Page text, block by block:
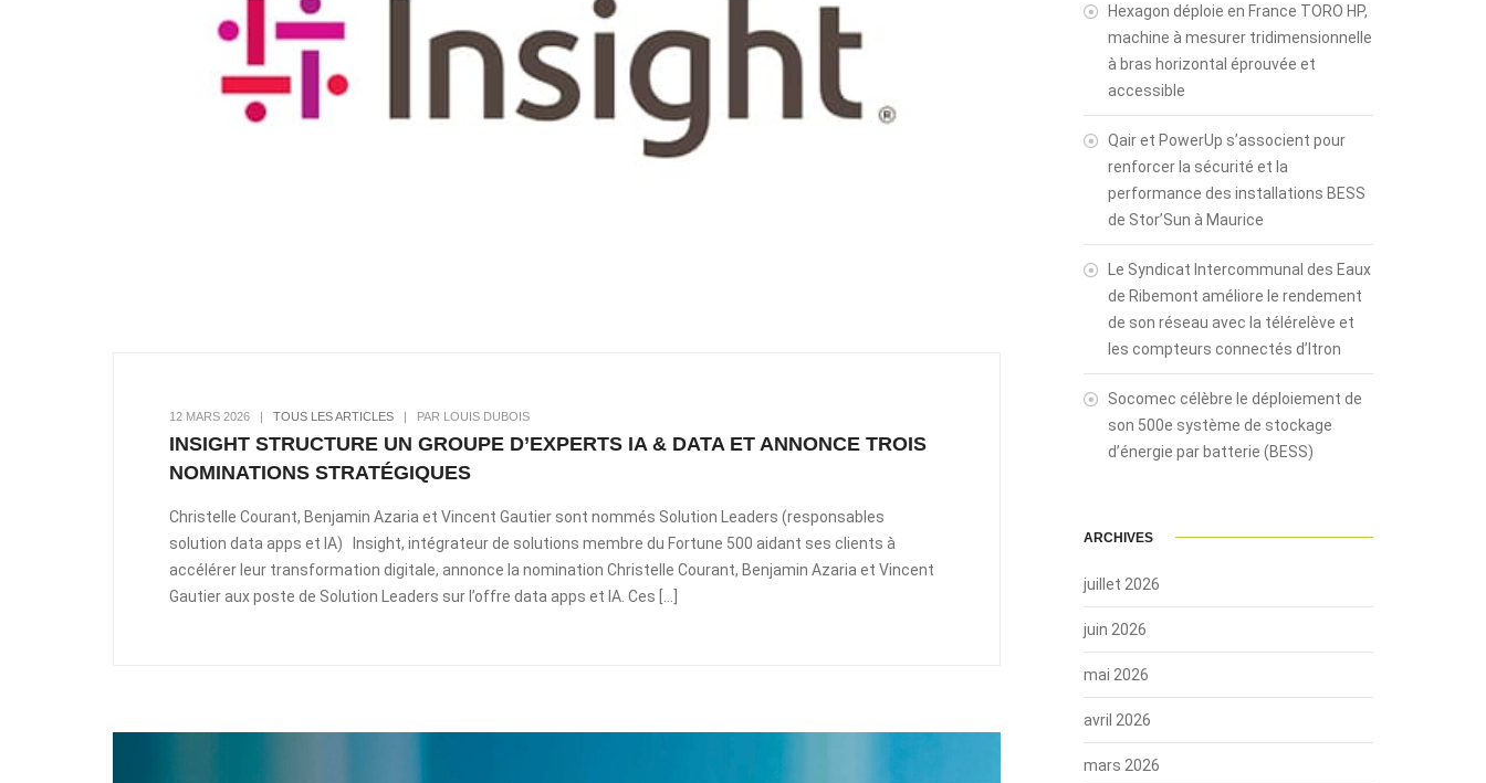
12 MARS 2026 | TOUS LES ARTICLES | PAR LOUIS DUBOIS
INSIGHT STRUCTURE UN GROUPE D’EXPERTS IA & DATA ET ANNONCE TROIS
NOMINATIONS STRATÉGIQUES
Christelle Courant, Benjamin Azaria et Vincent Gautier sont nommés Solution Leaders (responsables
solution data apps et IA) Insight, intégrateur de solutions membre du Fortune 500 aidant ses clients à
accélérer leur transformation digitale, annonce la nomination Christelle Courant, Benjamin Azaria et Vincent
Gautier aux poste de Solution Leaders sur l’offre data apps et IA. Ces […]
Hexagon déploie en France TORO HP,
machine à mesurer tridimensionnelle
à bras horizontal éprouvée et
accessible
Qair et PowerUp s’associent pour
renforcer la sécurité et la
performance des installations BESS
de Stor’Sun à Maurice
Le Syndicat Intercommunal des Eaux
de Ribemont améliore le rendement
de son réseau avec la télérelève et
les compteurs connectés d’Itron
Socomec célèbre le déploiement de
son 500e système de stockage
d’énergie par batterie (BESS)
ARCHIVES
juillet 2026
juin 2026
mai 2026
avril 2026
mars 2026